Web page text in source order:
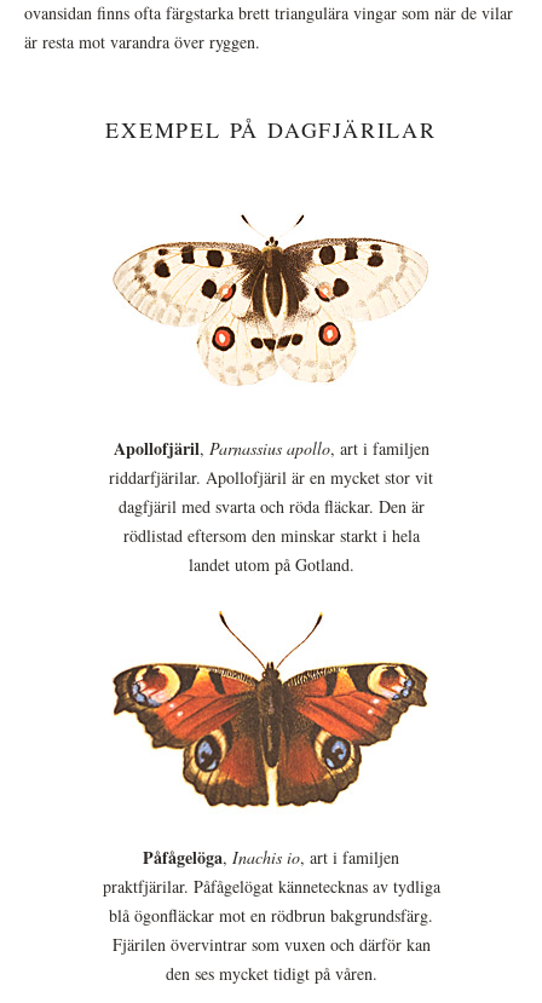
ovansidan finns ofta färgstarka brett triangulära vingar som när de vilar
är resta mot varandra över ryggen.
EXEMPEL PÅ DAGFJÄRILAR
Apollofjäril, Parnassius apollo, art i familjen
riddarfjärilar. Apollofjäril är en mycket stor vit
dagfjäril med svarta och röda fläckar. Den är
rödlistad eftersom den minskar starkt i hela
landet utom på Gotland.
Påfågelöga, Inachis io, art i familjen
praktfjärilar. Påfågelögat kännetecknas av tydliga
blå ögonfläckar mot en rödbrun bakgrundsfärg.
Fjärilen övervintrar som vuxen och därför kan
den ses mycket tidigt på våren.